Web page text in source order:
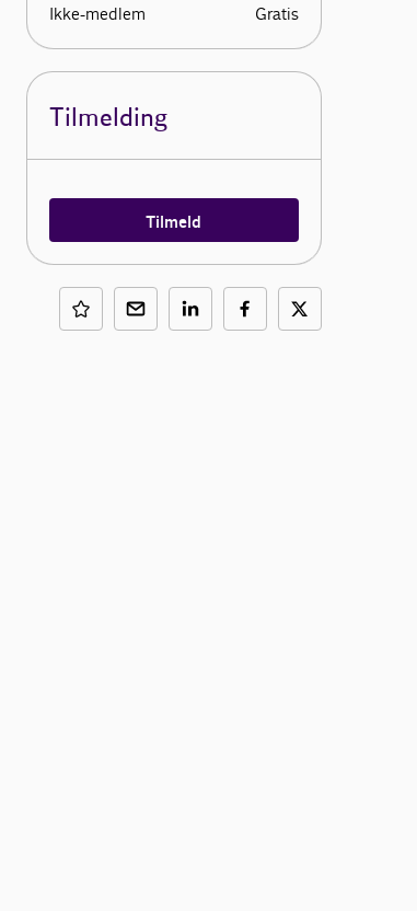
Ikke-medlem
Gratis
Tilmelding
Tilmeld